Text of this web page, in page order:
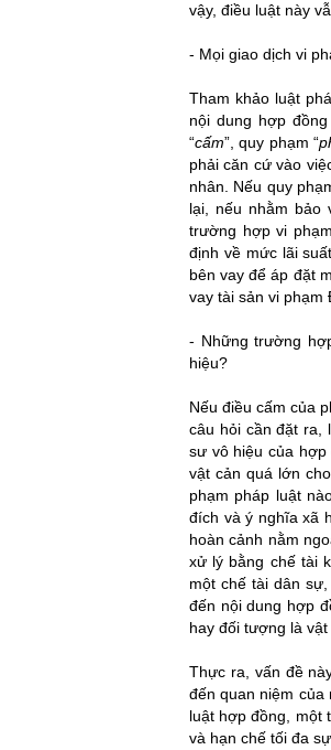
vậy, điều luật này
- Mọi giao dịch vi
Tham khảo luật
nội dung hợp
“cấm”, quy phạm “
phải căn cứ vào
nhân. Nếu quy
lại, nếu nhằm
trường hợp vi
định về mức lãi
bên vay để áp đặt
vay tài sản vi phạm
- Những trường
hiệu?
Nếu điều cấm của
câu hỏi cần đặt ra,
sư vô hiệu của
vật cản quá lớn
phạm pháp luật
đích và ý nghĩa xã
hoàn cảnh nằm
xử lý bằng chế tài
một chế tài dân
đến nội dung hợp
hay đối tượng là
Thực ra, vấn đề
đến quan niệm của
luật hợp đồng, một
và hạn chế tối đa